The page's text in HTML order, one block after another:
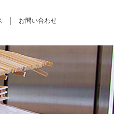
お問い合わせ